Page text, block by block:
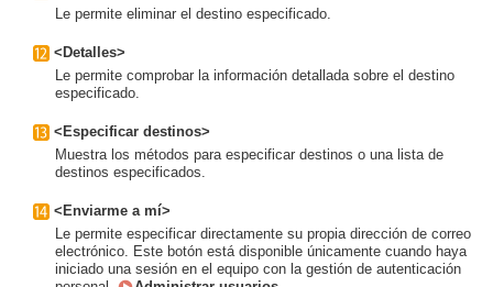
Le permite eliminar el destino especificado.
<Detalles>
Le permite comprobar la información detallada sobre el destino
especificado.
<Especificar destinos>
Muestra los métodos para especificar destinos o una lista de
destinos especificados.
<Enviarme a mí>
Le permite especificar directamente su propia dirección de correo
electrónico. Este botón está disponible únicamente cuando haya
iniciado una sesión en el equipo con la gestión de autenticación